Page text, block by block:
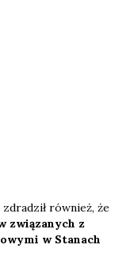
również, że
związanych z
w Stanach